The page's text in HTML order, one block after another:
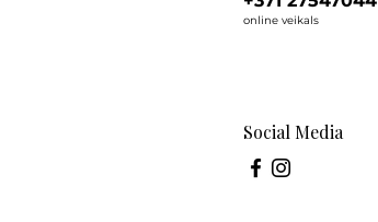
online veikals
Social Media